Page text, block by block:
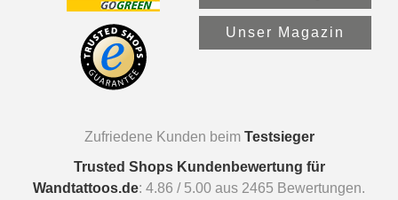
Unser Magazin
Zufriedene Kunden beim Testsieger
Trusted Shops Kundenbewertung für
Wandtattoos.de: 4.86 / 5.00 aus 2465 Bewertungen.